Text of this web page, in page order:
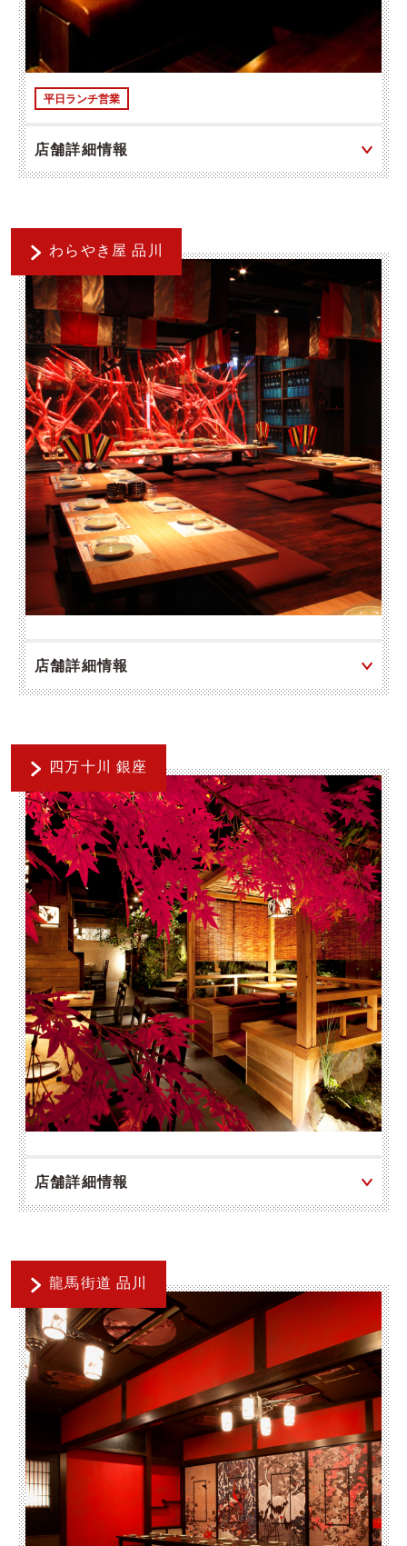
平日ランチ営業
店舗詳細情報
わらやき屋 品川
店舗詳細情報
四万十川 銀座
店舗詳細情報
龍馬街道 品川